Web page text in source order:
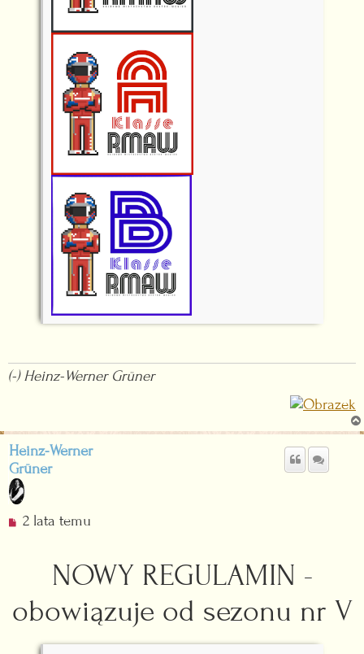
(-) Heinz-Werner Grüner
Heinz-Werner
Grüner
N
z
2 lata temu
NOWY REGULAMIN -
obowiązuje od sezonu nr V